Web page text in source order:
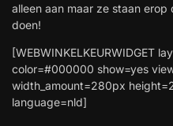
alleen aan maar ze staan
doen!
[WEBWINKELKEURWIDGET
color=#000000 show=yes
width_amount=280px
language=nld]